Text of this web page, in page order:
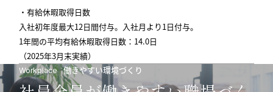
・有給休暇取得日数
入社初年度最大12日間付与。入社月より1日付与。
1年間の平均有給休暇取得日数：14.0日
（2025年3月末実績）
Workplace 働きやすい環境づくり